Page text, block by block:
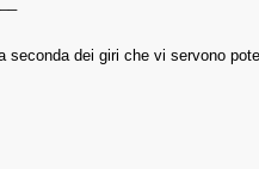
seconda dei giri che vi servono